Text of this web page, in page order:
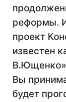
реформы.
проект
известен
В.Ющенко»
Вы
будет